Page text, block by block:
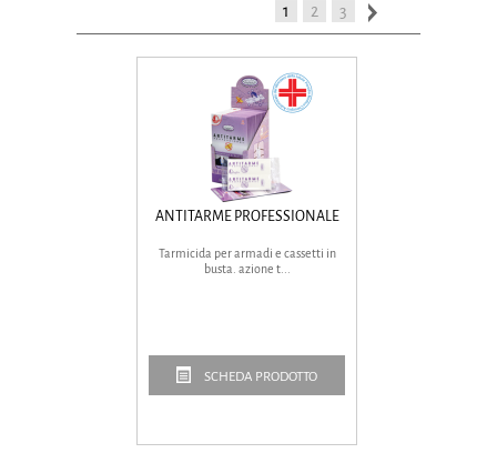
1 2 3
ANTITARME PROFESSIONALE
Tarmicida per armadi e cassetti in
busta. azione t...
SCHEDA PRODOTTO